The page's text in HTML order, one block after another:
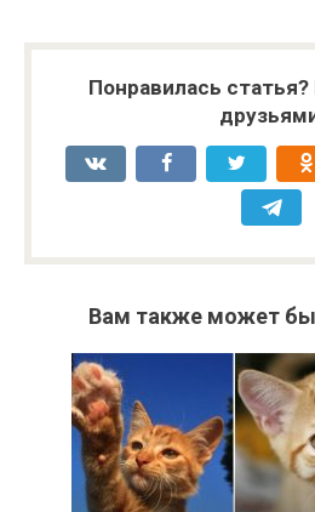
Понравилась
Вам также может